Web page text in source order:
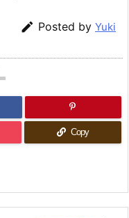
 Posted by Yuki
Copy